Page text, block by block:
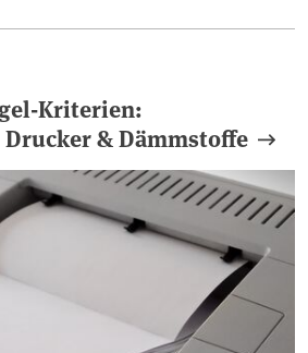
Kriterien:
& Dämmstoffe